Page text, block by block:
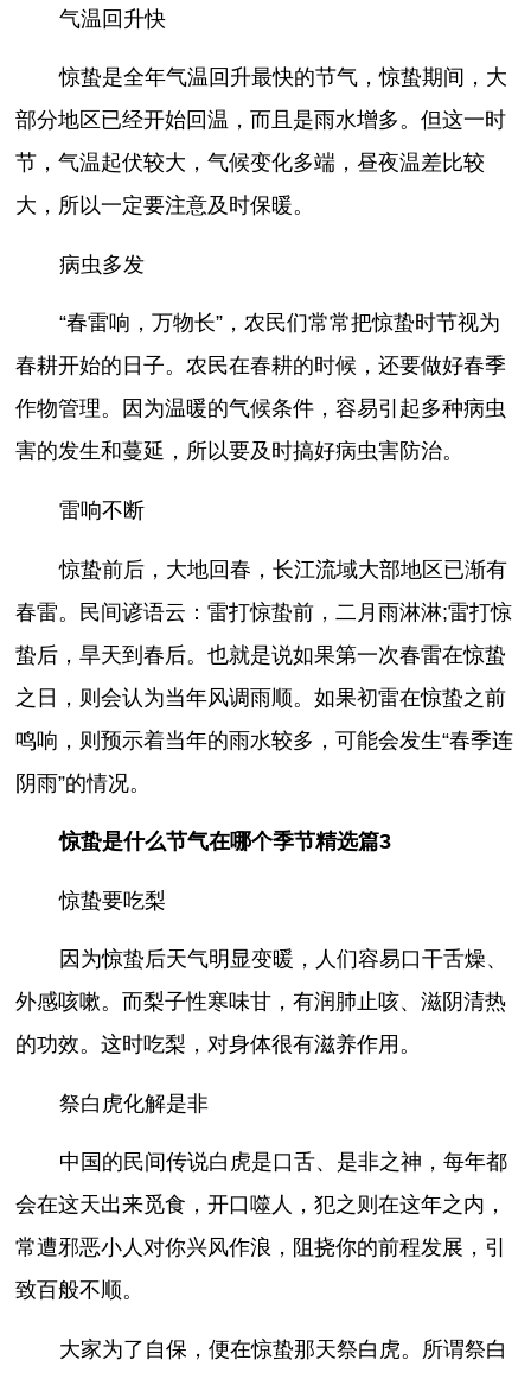
气温回升快
惊蛰是全年气温回升最快的节气，惊蛰期间，大
部分地区已经开始回温，而且是雨水增多。但这一时
节，气温起伏较大，气候变化多端，昼夜温差比较
大，所以一定要注意及时保暖。
病虫多发
“春雷响，万物长”，农民们常常把惊蛰时节视为
春耕开始的日子。农民在春耕的时候，还要做好春季
作物管理。因为温暖的气候条件，容易引起多种病虫
害的发生和蔓延，所以要及时搞好病虫害防治。
雷响不断
惊蛰前后，大地回春，长江流域大部地区已渐有
春雷。民间谚语云：雷打惊蛰前，二月雨淋淋;雷打惊
蛰后，旱天到春后。也就是说如果第一次春雷在惊蛰
之日，则会认为当年风调雨顺。如果初雷在惊蛰之前
鸣响，则预示着当年的雨水较多，可能会发生“春季连
阴雨”的情况。
惊蛰是什么节气在哪个季节精选篇3
惊蛰要吃梨
因为惊蛰后天气明显变暖，人们容易口干舌燥、
外感咳嗽。而梨子性寒味甘，有润肺止咳、滋阴清热
的功效。这时吃梨，对身体很有滋养作用。
祭白虎化解是非
中国的民间传说白虎是口舌、是非之神，每年都
会在这天出来觅食，开口噬人，犯之则在这年之内，
常遭邪恶小人对你兴风作浪，阻挠你的前程发展，引
致百般不顺。
大家为了自保，便在惊蛰那天祭白虎。所谓祭白